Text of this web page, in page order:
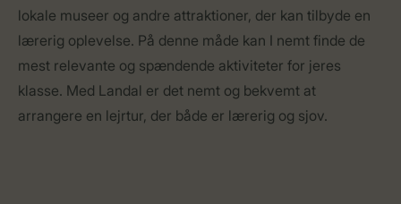
lokale museer og andre attraktioner, der kan tilbyde en
lærerig oplevelse. På denne måde kan I nemt finde de
mest relevante og spændende aktiviteter for jeres
klasse. Med Landal er det nemt og bekvemt at
arrangere en lejrtur, der både er lærerig og sjov.